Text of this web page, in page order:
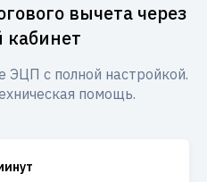
вычета через
с полной настройкой.
помощь.